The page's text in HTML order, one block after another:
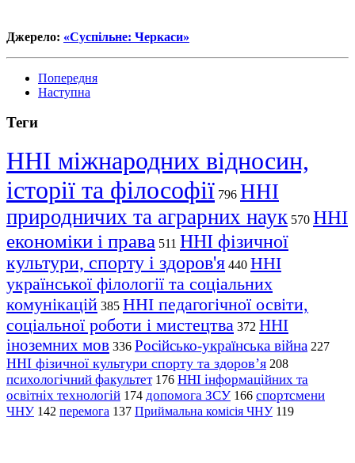
Джерело: «Суспільне: Черкаси»
Попередня
Наступна
Теги
ННІ міжнародних відносин,
історії та філософії 796 ННІ
природничих та аграрних наук 570 ННІ
економіки і права 511 ННІ фізичної
культури, спорту і здоров'я 440 ННІ
української філології та соціальних
комунікацій 385 ННІ педагогічної освіти,
соціальної роботи і мистецтва 372 ННІ
іноземних мов 336 Російсько-українська війна 227
ННІ фізичної культури спорту та здоров’я 208
психологічний факультет 176 ННІ інформаційних та
освітніх технологій 174 допомога ЗСУ 166 спортсмени
ЧНУ 142 перемога 137 Приймальна комісія ЧНУ 119